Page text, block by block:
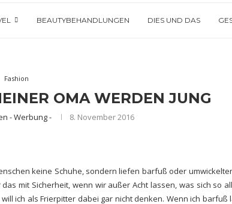
BEAUTYBEHANDLUNGEN DIES UND DAS
Fashion
OMA WERDEN JUNG
- Werbung - 8. November 2016
keine Schuhe, sondern liefen barfuß oder
mit Sicherheit, wenn wir außer Acht lassen, was sich so
ich als Frierpitter dabei gar nicht denken. Wenn ich barfuß